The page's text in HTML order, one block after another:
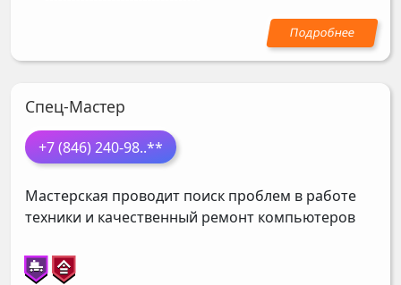
Спец-Мастер
+7 (846) 240-98..**
Мастерская проводит поиск проблем в работе
техники и качественный ремонт компьютеров